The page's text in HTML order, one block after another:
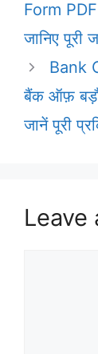
Form
जानिए पूरी
Bank
बैंक ऑफ़
जानें पूरी
Leave